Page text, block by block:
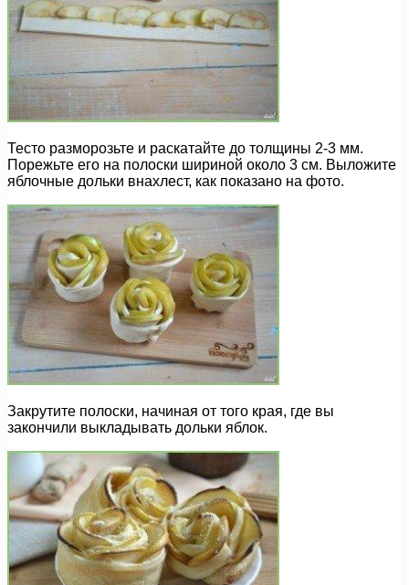
Тесто разморозьте и раскатайте до толщины 2-3 мм.
Порежьте его на полоски шириной около 3 см. Выложите
яблочные дольки внахлест, как показано на фото.
Закрутите полоски, начиная от того края, где вы
закончили выкладывать дольки яблок.